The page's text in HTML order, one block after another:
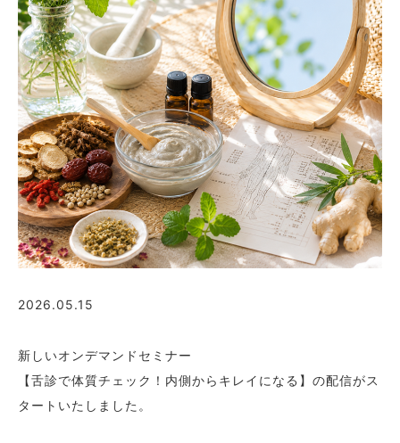
2026.05.15
新しいオンデマンドセミナー
【舌診で体質チェック！内側からキレイになる】の配信がス
タートいたしました。